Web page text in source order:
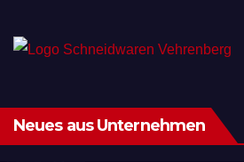
Neues aus Unternehmen